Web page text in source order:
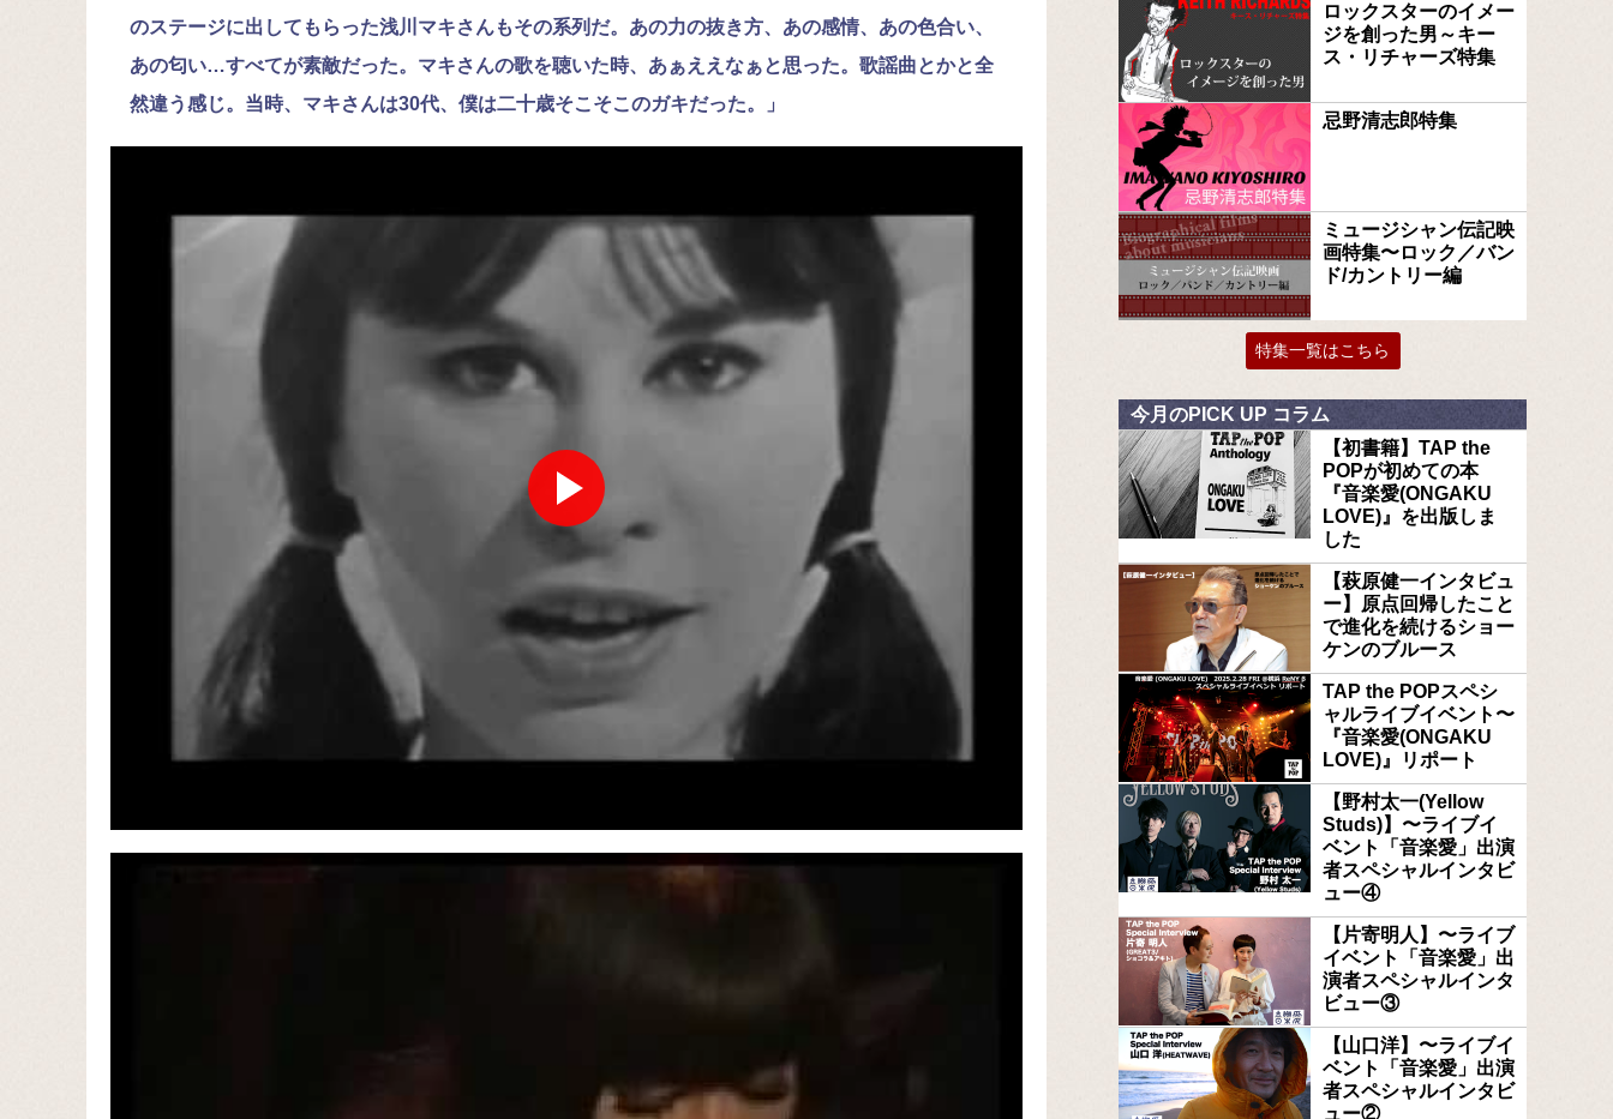
のステージに出してもらった浅川マキさんもその系列だ。あの力の抜き方、あの感情、あの色合い、
あの匂い…すべてが素敵だった。マキさんの歌を聴いた時、あぁええなぁと思った。歌謡曲とかと全
然違う感じ。当時、マキさんは30代、僕は二十歳そこそこのガキだった。」
ロックスターのイメー
ジを創った男～キー
ス・リチャーズ特集
忌野清志郎特集
ミュージシャン伝記映
画特集〜ロック／バン
ド/カントリー編
特集一覧はこちら
今月のPICK UP コラム
【初書籍】TAP the
POPが初めての本
『音楽愛(ONGAKU
LOVE)』を出版しま
した
【萩原健一インタビュ
ー】原点回帰したこと
で進化を続けるショー
ケンのブルース
TAP the POPスペシ
ャルライブイベント〜
『音楽愛(ONGAKU
LOVE)』リポート
【野村太一(Yellow
Studs)】〜ライブイ
ベント「音楽愛」出演
者スペシャルインタビ
ュー④
【片寄明人】〜ライブ
イベント「音楽愛」出
演者スペシャルインタ
ビュー③
【山口洋】〜ライブイ
ベント「音楽愛」出演
者スペシャルインタビ
ュー②